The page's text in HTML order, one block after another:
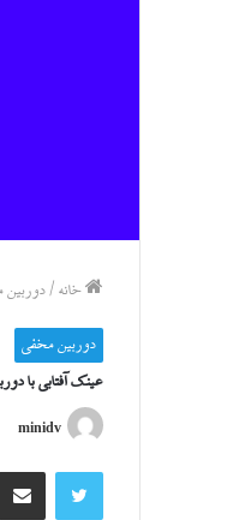
خانه /
دوربین مخفی
عینک آفتابی با
minidv
توییتر